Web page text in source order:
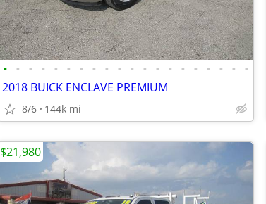
• • • • • • • • • • • • • • • • • • • •
2018 BUICK ENCLAVE PREMIUM
8/6 144k mi
$21,980